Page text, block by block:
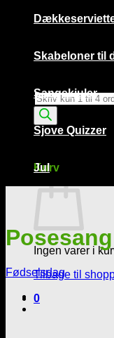
Products
search
Kurv
Ingen varer i
Tilbage til
0
Skabeloner til
Sangskjuler
Sjove Quizzer
Jul
Fødselsdag